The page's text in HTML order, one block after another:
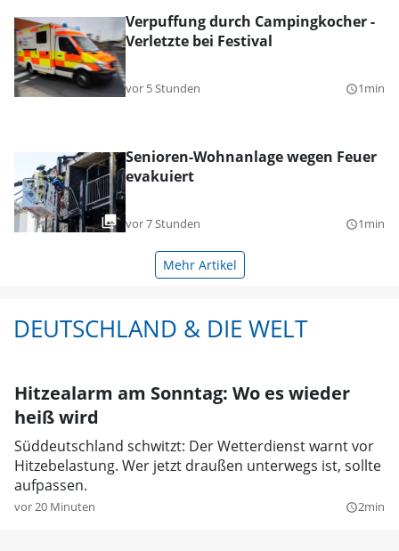
Verpuffung durch Campingkocher -
Verletzte bei Festival
vor 5 Stunden query_builder1min
Senioren-Wohnanlage wegen Feuer
evakuiert
vor 7 Stunden query_builder1min
Mehr Artikel
DEUTSCHLAND & DIE WELT
Hitzealarm am Sonntag: Wo es wieder
heiß wird
Süddeutschland schwitzt: Der Wetterdienst warnt vor
Hitzebelastung. Wer jetzt draußen unterwegs ist, sollte
aufpassen.
vor 20 Minuten query_builder2min